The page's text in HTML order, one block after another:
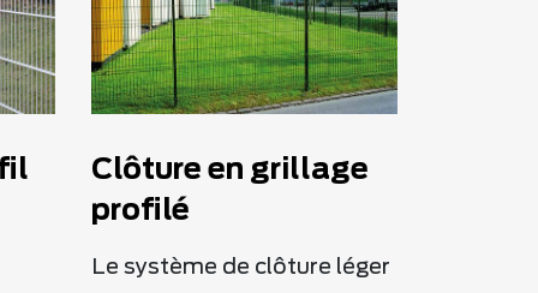
Clôture en grillage
profilé
Le système de clôture léger